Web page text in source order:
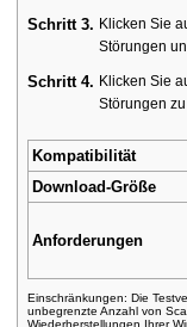
Schritt 3. Klicken Sie
Störungen
Schritt 4. Klicken Sie
Störungen
Kompatibilität
Download-Größe
Anforderungen
Einschränkungen: Die
unbegrenzte Anzahl von
Wiederherstellungen Ihrer